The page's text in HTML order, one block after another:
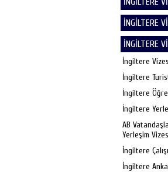
İNGİLTERE
İNGİLTERE
İngiltere
İngiltere
İngiltere
İngiltere
AB
Yerleşim
İngiltere
İngiltere